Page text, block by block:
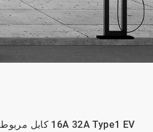
واتساب
وي شات